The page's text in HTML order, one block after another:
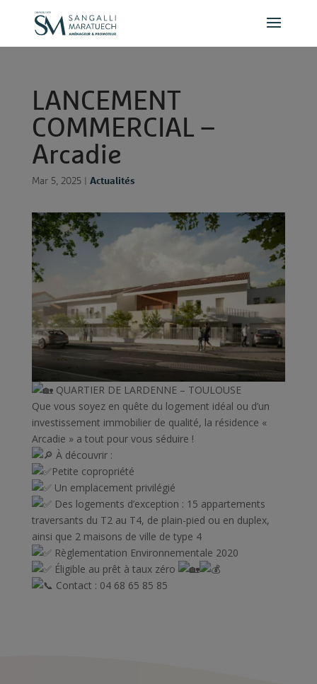
Panneau de gestion des cookies
LANCEMENT
COMMERCIAL –
Arcadie
Mar 5, 2025| Actualités
QUARTIER DE LARDENNE – TOULOUSE
Que vous soyez en quête du logement idéal ou d’un
investissement immobilier de qualité, la résidence «
Arcadie » a tout pour vous séduire !
À découvrir :
Petite copropriété
Un emplacement privilégié
Des logements d’exception : 15 appartements
traversants du T2 au T4, de plain-pied ou en duplex,
ainsi que 2 maisons de ville de type 4
Règlementation Environnementale 2020
Éligible au prêt à taux zéro
Contact : 04 68 65 85 85